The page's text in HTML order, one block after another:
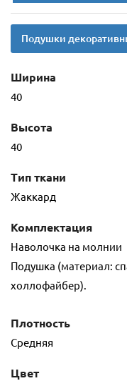
Подушки
Ширина
40
Высота
40
Тип ткани
Жаккард
Комплектация
Наволочка на молнии
Подушка (материал:
холлофайбер).
Плотность
Средняя
Цвет